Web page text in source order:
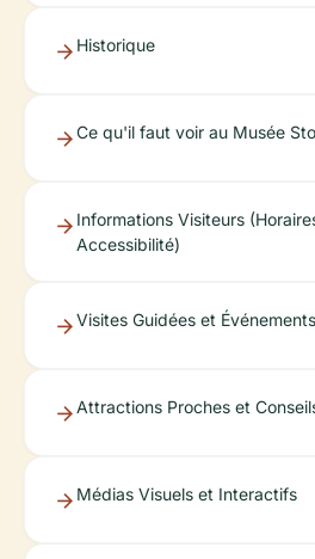
Historique
Ce qu'il faut voir au Musée
Informations Visiteurs
Accessibilité)
Visites Guidées et
Attractions Proches et
Médias Visuels et Interactifs